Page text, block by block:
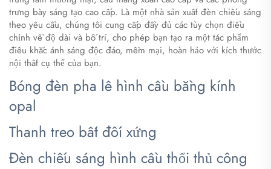
trưng bày sáng tạo cao cấp. Là một nhà sản xuất đèn chiếu sáng
theo yêu cầu, chúng tôi cung cấp đầy đủ các tùy chọn điều
chỉnh về độ dài và bố trí, cho phép bạn tạo ra một tác phẩm
điêu khắc ánh sáng độc đáo, mềm mại, hoàn hảo với kích thước
nội thất cụ thể của bạn.
Bóng đèn pha lê hình cầu bằng kính
opal
Thanh treo bất đối xứng
Đèn chiếu sáng hình cầu thổi thủ công